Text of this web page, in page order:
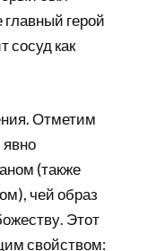
герой
сосуд как
Отметим
явно
(также
чей образ
Этот
свойством: